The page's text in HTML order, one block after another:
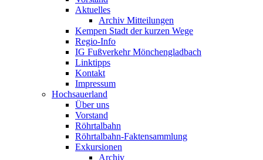
Aktuelles
Archiv Mitteilungen
Kempen Stadt der kurzen Wege
Regio-Info
IG Fußverkehr Mönchengladbach
Linktipps
Kontakt
Impressum
Hochsauerland
Über uns
Vorstand
Röhrtalbahn
Röhrtalbahn-Faktensammlung
Exkursionen
Archiv